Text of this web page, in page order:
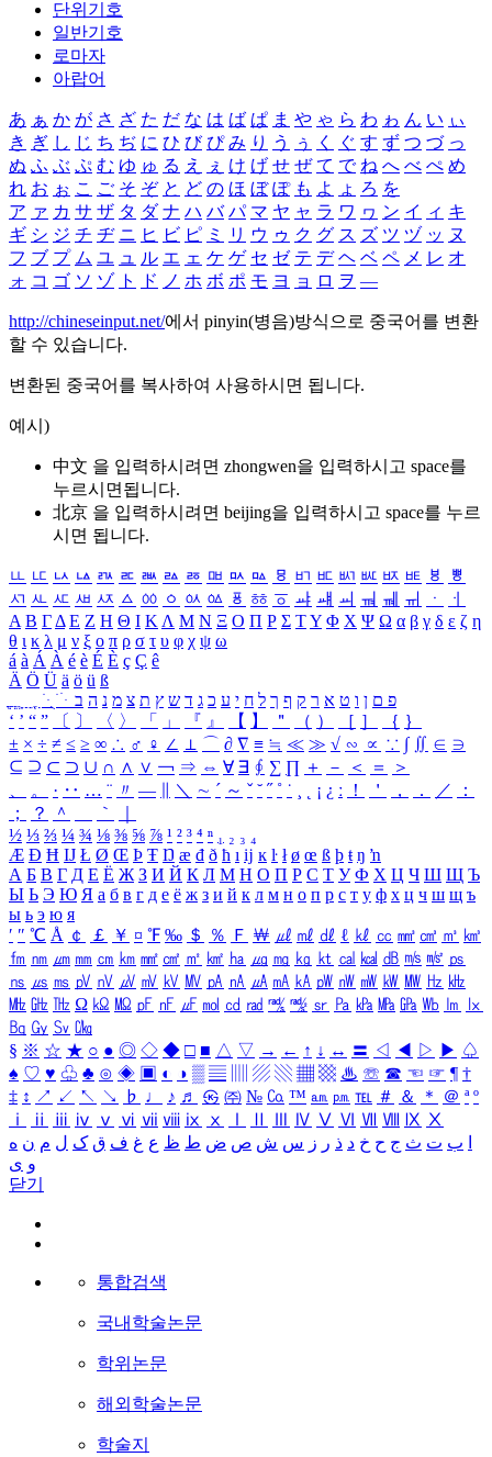
단위기호
일반기호
로마자
아랍어
あ ぁ か が さ ざ た だ な は ば ぱ ま や ゃ ら わ ゎ ん い ぃ
き ぎ し じ ち ぢ に ひ び ぴ み り う ぅ く ぐ す ず つ づ っ
ぬ ふ ぶ ぷ む ゆ ゅ る え ぇ け げ せ ぜ て で ね へ べ ぺ め
れ お ぉ こ ご そ ぞ と ど の ほ ぼ ぽ も よ ょ ろ を
ア ァ カ サ ザ タ ダ ナ ハ バ パ マ ヤ ャ ラ ワ ヮ ン イ ィ キ
ギ シ ジ チ ヂ ニ ヒ ビ ピ ミ リ ウ ゥ ク グ ス ズ ツ ヅ ッ ヌ
フ ブ プ ム ユ ュ ル エ ェ ケ ゲ セ ゼ テ デ ヘ ベ ペ メ レ オ
ォ コ ゴ ソ ゾ ト ド ノ ホ ボ ポ モ ヨ ョ ロ ヲ ―
http://chineseinput.net/에서 pinyin(병음)방식으로 중국어를 변환
할 수 있습니다.
변환된 중국어를 복사하여 사용하시면 됩니다.
예시)
中文 을 입력하시려면 zhongwen을 입력하시고 space를
누르시면됩니다.
北京 을 입력하시려면 beijing을 입력하시고 space를 누르
시면 됩니다.
ㅥ ㅦ ㅧ ㅨ ㅩ ㅪ ㅫ ㅬ ㅭ ㅮ ㅯ ㅰ ㅱ ㅲ ㅳ ㅴ ㅵ ㅶ ㅷ ㅸ
ㅹ
ㅺ ㅻ ㅼ ㅽ ㅾ ㅿ ㆀ ㆁ ㆂ ㆃ ㆄ ㆅ ㆆ ㆇ ㆈ ㆉ ㆊ ㆋ ㆌ ㆍ
ㆎ
Α Β ΓΔ Ε Ζ Η Θ Ι ΚΛ Μ Ν Ξ Ο Π Ρ Σ ΤΥ Φ Χ Ψ Ω α β γ δ ε ζ η
θ ι κ λ μ ν ξ ο π ρ σ τ υ φ χ ψ ω
á à Á À é è É È ç Ç ê
Ä Ö Ü ä ö ü ß
ִֶֹ ֻּ ׁׂ פ ם ן ו ט א ר ק ף ך ל ח י ע כ ג ד ש ץ ת צ מ נ ה ב
‘ ’ “ ” 〔 〕 〈 〉 「 」 『 』 【 】 ＂ （ ） ［ ］ ｛ ｝
± × ÷ ≠ ≤ ≥ ∞ ∴ ♂ ♀ ∠ ⊥ ⌒ ∂ ∇ ≡ ≒ ≪ ≫ √ ∽ ∝ ∵ ∫ ∬ ∈ ∋
⊆ ⊇ ⊂ ⊃ ∪ ∩ ∧ ∨ ￢ ⇒ ⇔ ∀ ∃ ∮ ∑ ∏ ＋ － ＜ ＝
＞
、
。 · ‥ … ¨ 〃 ― ＼ ∼ ´ ～ ˇ ˘ ˝ ˚ ˙ ¸ ¡ ¿ ː ！ ＇ ， ． ／
：
；
？ ＾ ｀
½ ⅓ ⅔ ¼ ¾ ⅛ ⅜ ⅝ ⅞ ¹ ² ³ ⁴ ⁿ ₁ ₂ ₃ ₄
Æ Ð Ħ Ĳ Ł Ø Œ Þ Ŧ Ŋ æ đ ð ħ ı ĳ ĸ ŀ ł ø œ ß þ ŧ ŋ ŉ
А Б В Г Д Е Ё Ж З И Й К Л М Н О П Р С Т У Ф Х Ц Ч Ш Щ Ъ
Ы Ь Э Ю Я а б в г д е ё ж з и й к л м н о п р с т у ф х ц ч ш щ ъ
ы ь э ю я
′ ″ ℃ Å ￠ ￡ ￥ ¤ ℉ ‰ ＄ ％ Ｆ ￦ ㎕ ㎖ ㎗ ℓ ㎘ ㏄ ㎣ ㎤ ㎥ ㎦
㎙ ㎚ ㎛ ㎜ ㎝ ㎞ ㎟ ㎠ ㎡ ㎢ ㏊ ㎍ ㎎ ㎏ ㏏ ㎈ ㎉ ㏈ ㎧ ㎨ ㎰
㎱ ㎲ ㎳ ㎴ ㎵ ㎶ ㎷ ㎸ ㎹ ㎀ ㎁ ㎂ ㎃ ㎄ ㎺ ㎻ ㎽ ㎾ ㎿ ㎐ ㎑
㎒ ㎓ ㎔ Ω ㏀ ㏁ ㎊ ㎋ ㎌ ㏖ ㏅ ㎭ ㎮ ㎯ ㏛ ㎩ ㎪ ㎫ ㎬ ㏝ ㏐
㏓
㏃ ㏉ ㏜ ㏆
§ ※ ☆ ★ ○ ● ◎ ◇ ◆ □ ■ △ ▽ → ← ↑ ↓ ↔ 〓 ◁ ◀ ▷ ▶ ♤
♠ ♡ ♥ ♧ ♣ ⊙ ◈ ▣ ◐ ◑ ▒ ▤ ▨ ▧ ▦ ▩ ♨ ☏ ☎ ☜ ☞ ¶ †
‡ ↕ ↗ ↙ ↖ ↘ ♭ ♩ ♪ ♬ ㉿ ㈜ № ㏇ ™ ㏂ ㏘ ℡ ＃ ＆ ＊ ＠ ª º
ⅰ
ⅱ ⅲ ⅳ ⅴ ⅵ ⅶ ⅷ ⅸ ⅹ Ⅳ Ⅴ Ⅵ Ⅶ Ⅷ Ⅸ Ⅹ
ب ت ث ج ح خ د ذ ر ز س ش ص ض ط ظ ع غ ف ق ک ل م ن ه
و ی
닫기
통합검색
국내학술논문
학위논문
해외학술논문
학술지